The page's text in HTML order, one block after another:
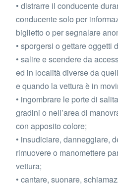
• distrarre il conducente
conducente solo per
biglietto o per segnalare
• sporgersi o gettare oggetti
• salire e scendere da
ed in località diverse da
e quando la vettura è in
• ingombrare le porte di
gradini o nell’area di
con apposito colore;
• insudiciare, danneggiare,
rimuovere o manomettere
vettura;
• cantare, suonare,